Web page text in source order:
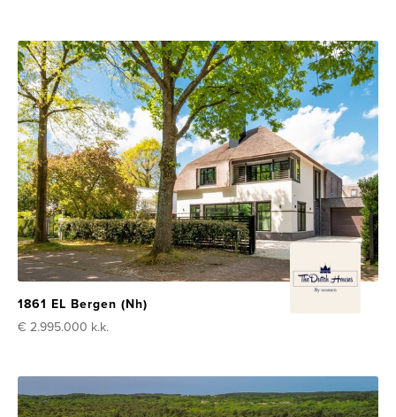
1861 EL Bergen (Nh)
€ 2.995.000 k.k.